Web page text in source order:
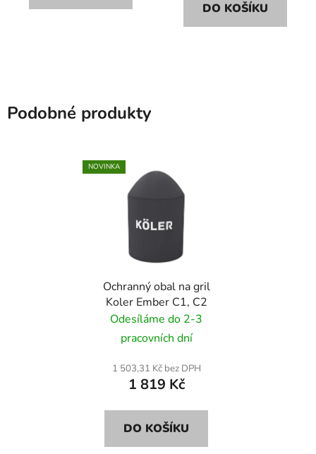
DO KOŠÍKU
Podobné produkty
NOVINKA
Ochranný obal na gril
Koler Ember C1, C2
Odesíláme do 2-3
pracovních dní
1 503,31 Kč bez DPH
1 819 Kč
DO KOŠÍKU